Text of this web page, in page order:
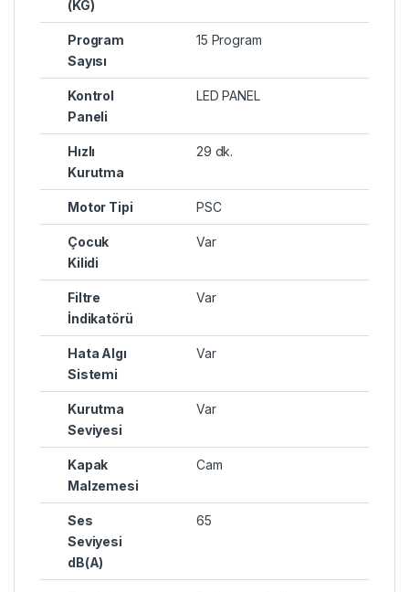
(KG)
Program
Sayısı
15 Program
Kontrol
Paneli
LED PANEL
Hızlı
Kurutma
29 dk.
Motor Tipi PSC
Çocuk
Kilidi
Var
Filtre
İndikatörü
Var
Hata Algı
Sistemi
Var
Kurutma
Seviyesi
Var
Kapak
Malzemesi
Cam
Ses
Seviyesi
dB(A)
65